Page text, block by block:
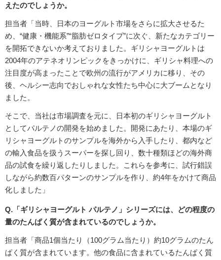
えたのでしょうか。
担当者「当時、日本のヨーグルト市場をさらに拡大させるた
め、“健康・機能系”“脂肪ゼロタイプ”に次ぐ、新たなカテゴリー
を開拓できないか考えておりました。ギリシャヨーグルトは
2004年のアテネオリンピックをきっかけに、ギリシャ料理への
注目度が高まったことで欧州の流行がアメリカに移り、その
後、ヘルシー志向でおしゃれな女性たち中心に大ブームとなり
ました。
そこで、当社は市場調査を元に、日本初のギリシャヨーグルト
としてパルテノの開発を始めました。開発にあたり、本場のギ
リシャヨーグルトのサンプルを海外から入手したり、都内など
の輸入食品を扱うスーパーを探し回り、数十種類ほどの海外商
品の試食を繰り返したりしました。これらを参考に、試行錯誤
しながら約数百パターンのサンプルを作り、約4年をかけて商品
化しました」
Q.「ギリシャヨーグルト パルテノ」シリーズには、どの程度の
量のたんぱく質が含まれているのでしょうか。
担当者「商品1個当たり（100グラム当たり）約10グラムのたん
ぱく質が含まれています。他の食品に含まれているたんぱく質